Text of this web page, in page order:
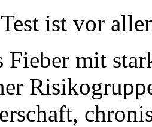
ist vor
Fieber mit